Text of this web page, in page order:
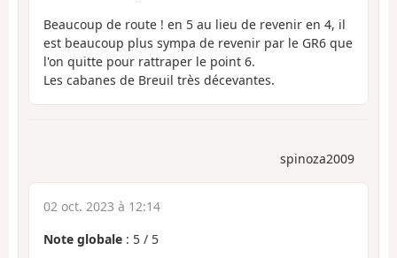
Beaucoup de route ! en 5 au lieu de revenir en 4, il
est beaucoup plus sympa de revenir par le GR6 que
l'on quitte pour rattraper le point 6.
Les cabanes de Breuil très décevantes.
spinoza2009
02 oct. 2023 à 12:14
Note globale : 5 / 5